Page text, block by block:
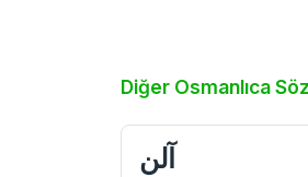
Diğer Osmanlıca
آلن